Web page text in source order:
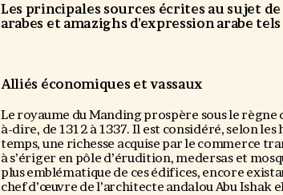
Les principales sources écrites au sujet
arabes et amazighs d'expression arabe
Alliés économiques et vassaux
Le royaume du Manding prospère sous le règne
à-dire, de 1312 à 1337. Il est considéré, selon
temps, une richesse acquise par le commerce
à s’ériger en pôle d’érudition, medersas et
plus emblématique de ces édifices, encore
chef d’œuvre de l’architecte andalou Abu Ishak